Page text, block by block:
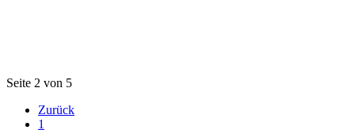
Seite 2 von 5
Zurück
1